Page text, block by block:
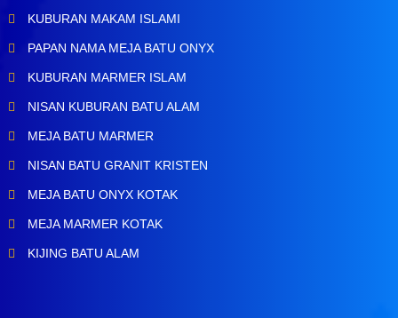
KUBURAN MAKAM ISLAMI
PAPAN NAMA MEJA BATU ONYX
KUBURAN MARMER ISLAM
NISAN KUBURAN BATU ALAM
MEJA BATU MARMER
NISAN BATU GRANIT KRISTEN
MEJA BATU ONYX KOTAK
MEJA MARMER KOTAK
KIJING BATU ALAM